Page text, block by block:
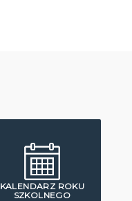
KALENDARZ ROKU
SZKOLNEGO